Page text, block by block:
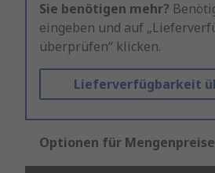
Sie benötigen mehr?
eingeben und auf
überprüfen“ klicken.
Lieferverfügbarkeit
Optionen für Mengenpreise